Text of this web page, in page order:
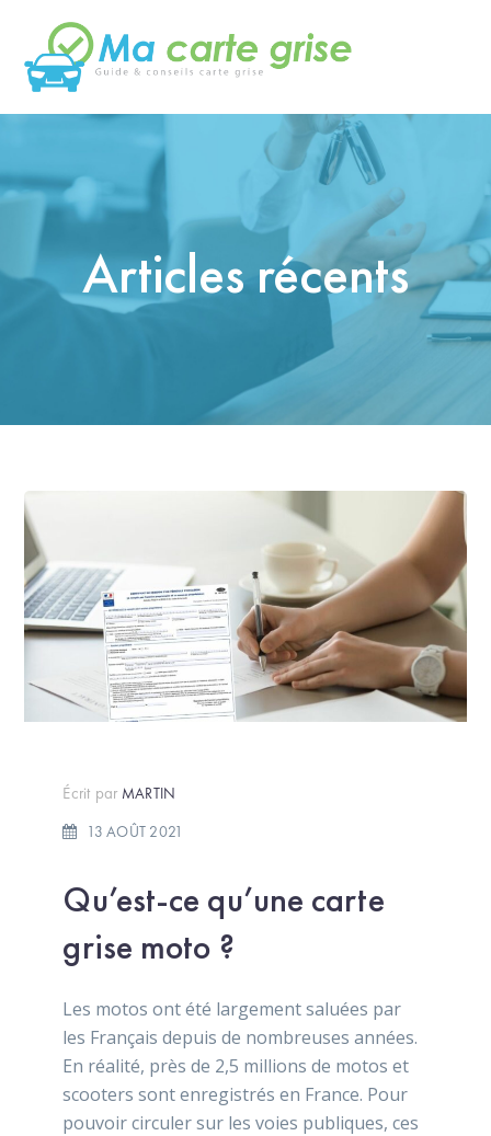
Articles récents
Écrit par MARTIN
13 AOÛT 2021
Qu’est-ce qu’une carte
grise moto ?
Les motos ont été largement saluées par
les Français depuis de nombreuses années.
En réalité, près de 2,5 millions de motos et
scooters sont enregistrés en France. Pour
pouvoir circuler sur les voies publiques, ces